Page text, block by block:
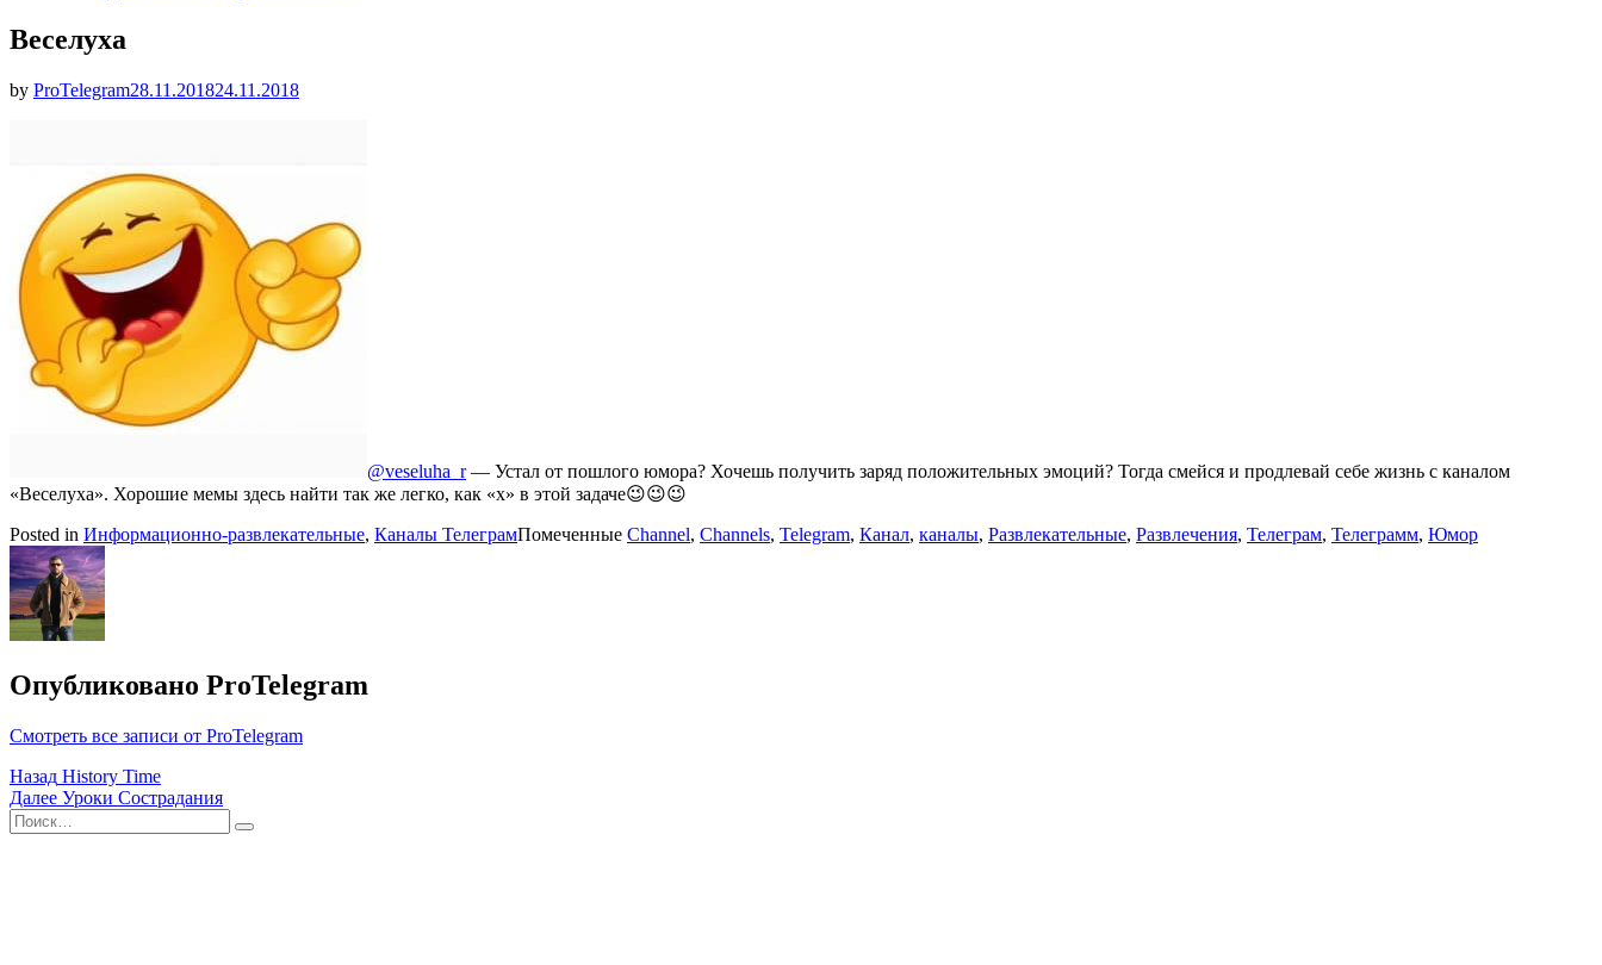
Веселуха
by ProTelegramОпубликовано
28.11.201824.11.2018
@veseluha_r— Устал от пошлого юмора? Хочешь получить заряд положительных эмоций? Тогда смейся и продлевай себе жизнь с каналом
«Веселуха». Хорошие мемы здесь найти так же легко, как «x» в этой задаче😉😉😉
Posted in Информационно-развлекательные, Каналы ТелеграмПомеченные Channel, Channels, Telegram, Канал, каналы, Развлекательные, Развлечения, Телеграм, Телеграмм, Юмор
Опубликовано ProTelegram
Смотреть все записи от ProTelegram
Навигация
по
записям
Назад History Time
Далее Уроки Cострадания
Поиск
Найти